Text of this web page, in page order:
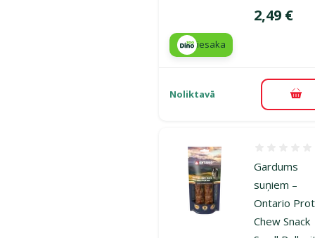
Cena
2,49 €
iesaka
Noliktavā
Gardums
suņiem –
Ontario
Chew Snack